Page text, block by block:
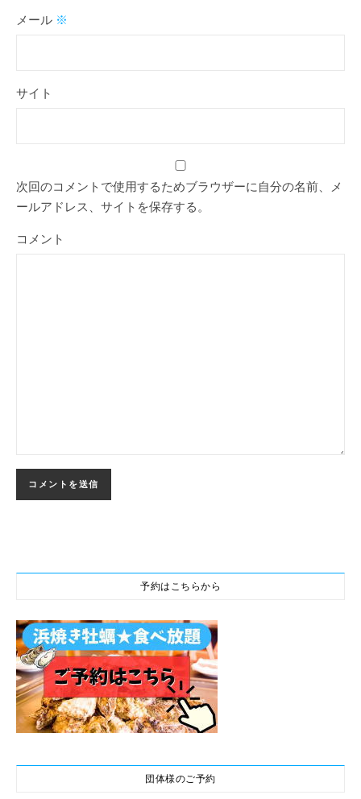
メール ※
サイト
次回のコメントで使用するためブラウザーに自分の名前、メ
ールアドレス、サイトを保存する。
コメント
予約はこちらから
団体様のご予約